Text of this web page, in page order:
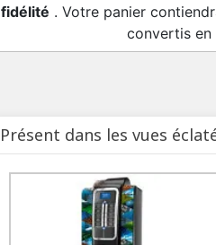
fidélité . Votre panier
convertis en
Présent dans les vues